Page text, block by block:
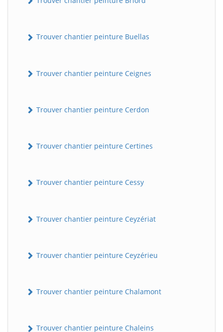
Trouver chantier peinture Buellas
Trouver chantier peinture Ceignes
Trouver chantier peinture Cerdon
Trouver chantier peinture Certines
Trouver chantier peinture Cessy
Trouver chantier peinture Ceyzériat
Trouver chantier peinture Ceyzérieu
Trouver chantier peinture Chalamont
Trouver chantier peinture Chaleins